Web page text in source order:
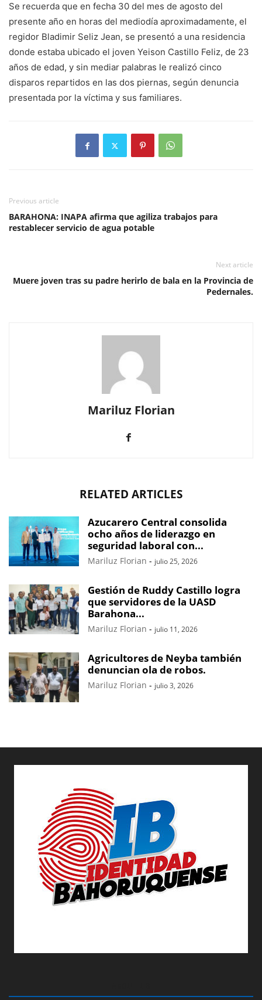
Se recuerda que en fecha 30 del mes de agosto del
presente año en horas del mediodía aproximadamente, el
regidor Bladimir Seliz Jean, se presentó a una residencia
donde estaba ubicado el joven Yeison Castillo Feliz, de 23
años de edad, y sin mediar palabras le realizó cinco
disparos repartidos en las dos piernas, según denuncia
presentada por la víctima y sus familiares.
Previous article
BARAHONA: INAPA afirma que agiliza trabajos para
restablecer servicio de agua potable
Next article
Muere joven tras su padre herirlo de bala en la Provincia de
Pedernales.
Mariluz Florian
RELATED ARTICLES
Azucarero Central consolida
ocho años de liderazgo en
seguridad laboral con...
Mariluz Florian - julio 25, 2026
Gestión de Ruddy Castillo logra
que servidores de la UASD
Barahona...
Mariluz Florian - julio 11, 2026
Agricultores de Neyba también
denuncian ola de robos.
Mariluz Florian - julio 3, 2026